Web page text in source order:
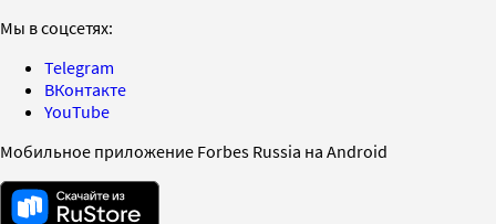
Мы в соцсетях:
Telegram
ВКонтакте
YouTube
Мобильное приложение Forbes Russia на Android